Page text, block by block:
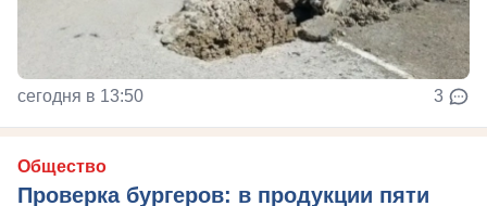
сегодня в 13:50 3
Общество
Проверка бургеров: в продукции пяти